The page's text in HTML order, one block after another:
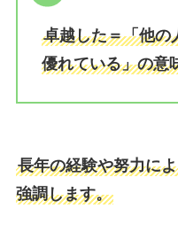
卓越した＝「他の
優れている」の意
長年の経験や努力に
強調します。